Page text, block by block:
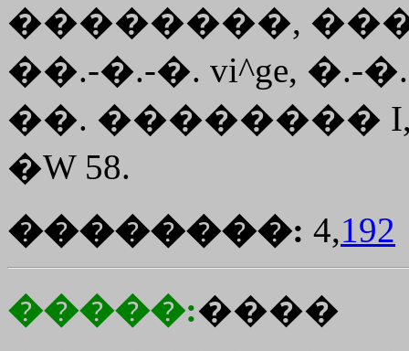
��������,
��.-�.-�. vi^ge, �.-
��. �������� I,
�W 58.
��������: 4,192
�����:����